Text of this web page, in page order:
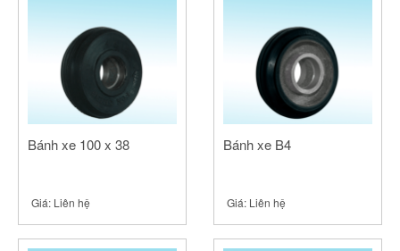
Bánh xe 100 x 38
Giá: Liên hệ
Bánh xe B4
Giá: Liên hệ